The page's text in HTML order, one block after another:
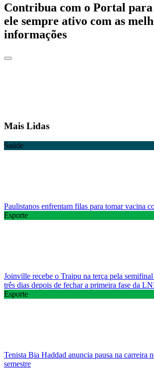
Contribua com o Portal
ele sempre ativo com as
informações
Mais Lidas
Saúde
Paulistanos enfrentam filas para tomar vacina
Esporte
Joinville recebe o Traipu na terça pela
três dias depois de fechar a primeira fase da
Esporte
Tenista Bia Haddad anuncia pausa na carreira
semestre